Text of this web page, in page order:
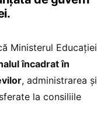
Ministerul Educației
încadrat în
, administrarea și
la consiliile